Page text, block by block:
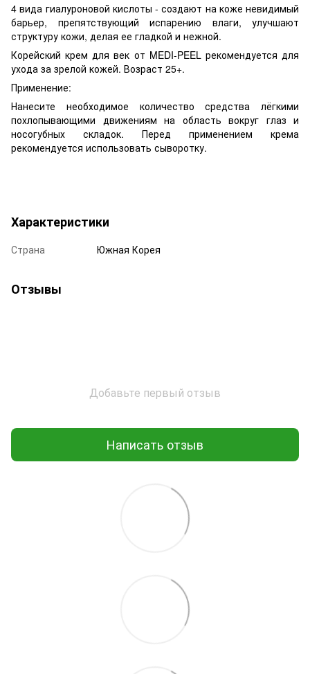
4 вида гиалуроновой кислоты - создают на коже невидимый
барьер, препятствующий испарению влаги, улучшают
структуру кожи, делая ее гладкой и нежной.
Корейский крем для век от MEDI-PEEL рекомендуется для
ухода за зрелой кожей. Возраст 25+.
Применение:
Нанесите необходимое количество средства лёгкими
похлопывающими движениям на область вокруг глаз и
носогубных складок. Перед применением крема
рекомендуется использовать сыворотку.
Характеристики
Страна Южная Корея
Отзывы
Добавьте первый отзыв
Написать отзыв